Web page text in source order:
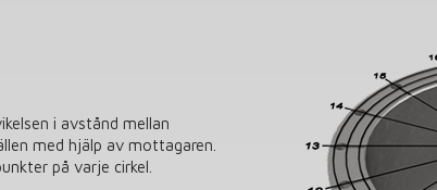
i avstånd mellan
med hjälp av mottagaren.
på varje cirkel.